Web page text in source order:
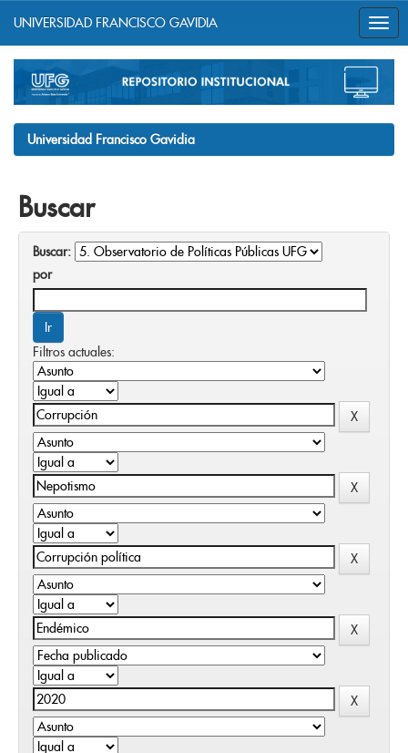
navigation
UNIVERSIDAD FRANCISCO GAVIDIA
Universidad Francisco Gavidia
Buscar
Buscar:
por
Filtros actuales: